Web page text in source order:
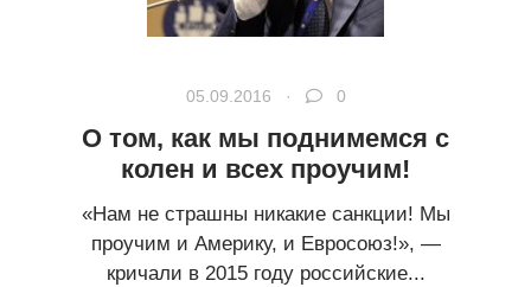
05.09.2016 · 0
О том, как мы поднимемся с
колен и всех проучим!
«Нам не страшны никакие санкции! Мы
проучим и Америку, и Евросоюз!», —
кричали в 2015 году российские...